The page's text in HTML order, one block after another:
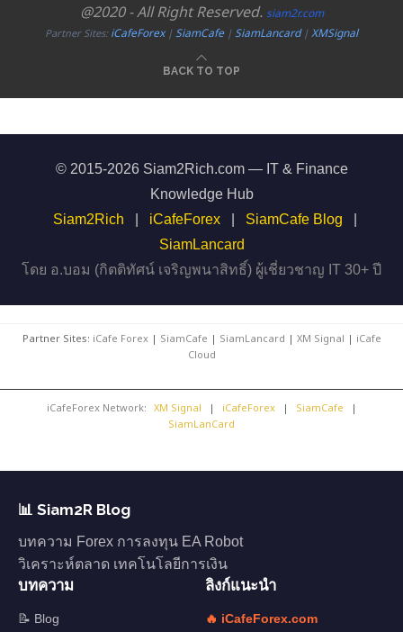
@2020 - All Right Reserved. siam2r.com
Partner Sites:iCafeForex|SiamCafe|SiamLancard|XMSignal
BACK TO TOP
© 2015-2026 Siam2Rich.com — IT & Finance
Knowledge Hub
Siam2Rich
iCafeForex SiamCafe Blog
SiamLancard
โดย อ.บอม (กิตติทัศน์ เจริญพนาสิทธิ์) ผู้เชี่ยวชาญ IT 30+ ปี
Partner Sites: iCafe Forex| SiamCafe | SiamLancard | XM Signal | iCafe
Cloud
iCafeForex Network: XM Signal | iCafeForex | SiamCafe
|
SiamLanCard
📊 Siam2R Blog
บทความ Forex การลงทุน EA Robot
วิเคราะห์ตลาด เทคโนโลยีการเงิน
บทความ
📝 Blog
ลิงก์แนะนำ
🔥 iCafeForex.com